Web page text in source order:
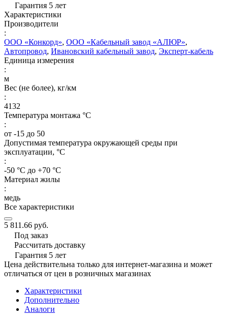
Гарантия 5 лет
Характеристики
Производители
:
ООО «Конкорд», ООО «Кабельный завод «АЛЮР»,
Автопровод, Ивановский кабельный завод, Эксперт-кабель
Единица измерения
:
м
Вес (не более), кг/км
:
4132
Температура монтажа °C
:
от -15 до 50
Допустимая температура окружающей среды при
эксплуатации, °C
:
-50 °С до +70 °С
Материал жилы
:
медь
Все характеристики
5 811.66 руб.
Под заказ
Рассчитать доставку
Гарантия 5 лет
Цена действительна только для интернет-магазина и может
отличаться от цен в розничных магазинах
Характеристики
Дополнительно
Аналоги